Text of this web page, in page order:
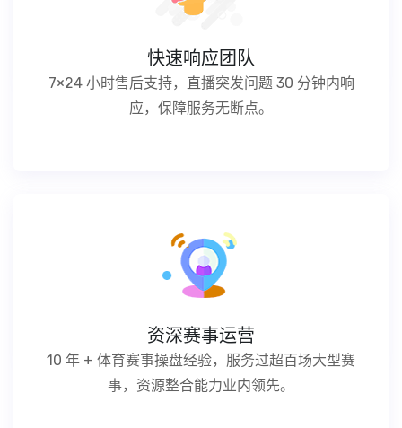
快速响应团队
7×24 小时售后支持，直播突发问题 30 分钟内响
应，保障服务无断点。
资深赛事运营
10 年 + 体育赛事操盘经验，服务过超百场大型赛
事，资源整合能力业内领先。